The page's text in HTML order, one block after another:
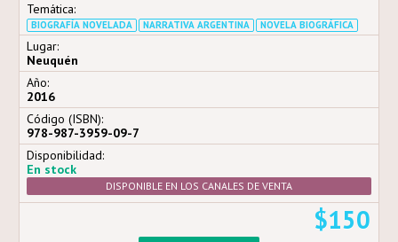
Temática:
BIOGRAFÍA NOVELADA NARRATIVA ARGENTINA NOVELA BIOGRÁFICA
Lugar:
Neuquén
Año:
2016
Código (ISBN):
978-987-3959-09-7
Disponibilidad:
En stock
DISPONIBLE EN LOS CANALES DE VENTA
$150